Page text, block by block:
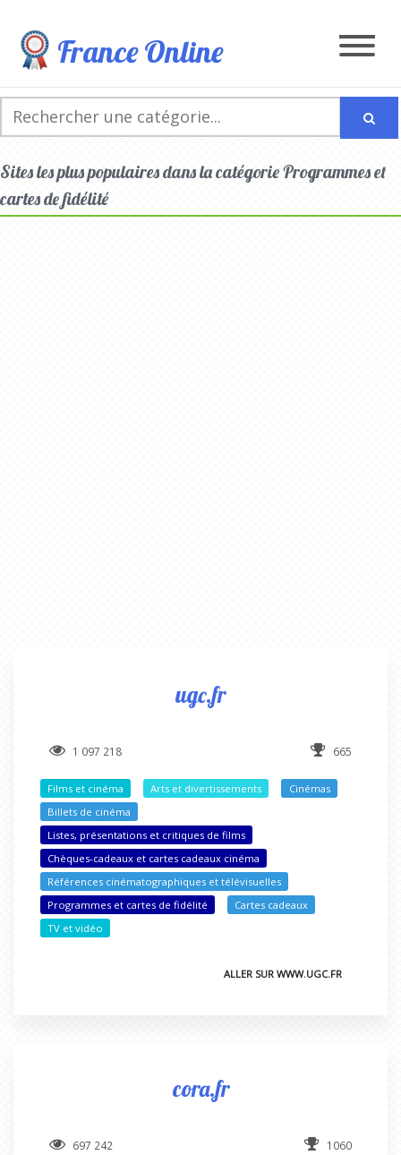
France Online
Sites les plus populaires dans la catégorie Programmes et
cartes de fidélité
ugc.fr
1 097 218 665
Films et cinéma Arts et divertissements
Cinémas
Billets de cinéma
Listes, présentations et critiques de films
Chèques-cadeaux et cartes cadeaux cinéma
Références cinématographiques et télévisuelles
Programmes et cartes de fidélité
Cartes cadeaux
TV et vidéo
ALLER SUR WWW.UGC.FR
cora.fr
697 242 1060